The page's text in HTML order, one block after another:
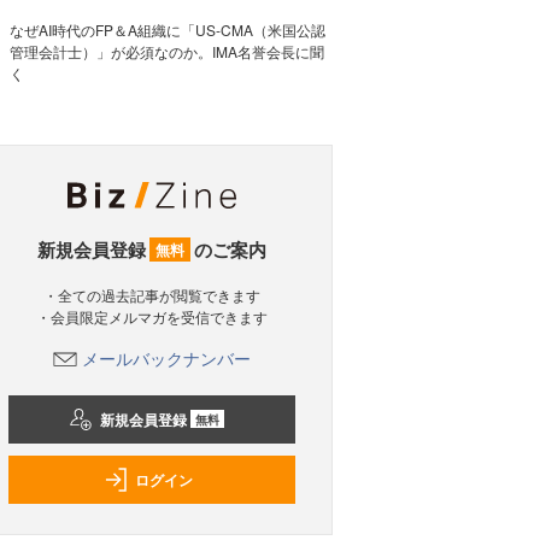
なぜAI時代のFP＆A組織に「US-CMA（米国公認
管理会計士）」が必須なのか。IMA名誉会長に聞
く
新規会員登録 無料 のご案内
・全ての過去記事が閲覧できます
・会員限定メルマガを受信できます
メールバックナンバー
新規会員登録 無料
ログイン